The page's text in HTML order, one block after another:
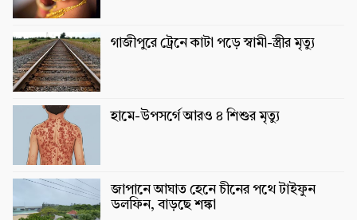
গাজীপুরে ট্রেনে কাটা পড়ে স্বামী-স্ত্রীর মৃত্যু
হামে-উপসর্গে আরও ৪ শিশুর মৃত্যু
জাপানে আঘাত হেনে চীনের পথে টাইফুন
ডলফিন, বাড়ছে শঙ্কা